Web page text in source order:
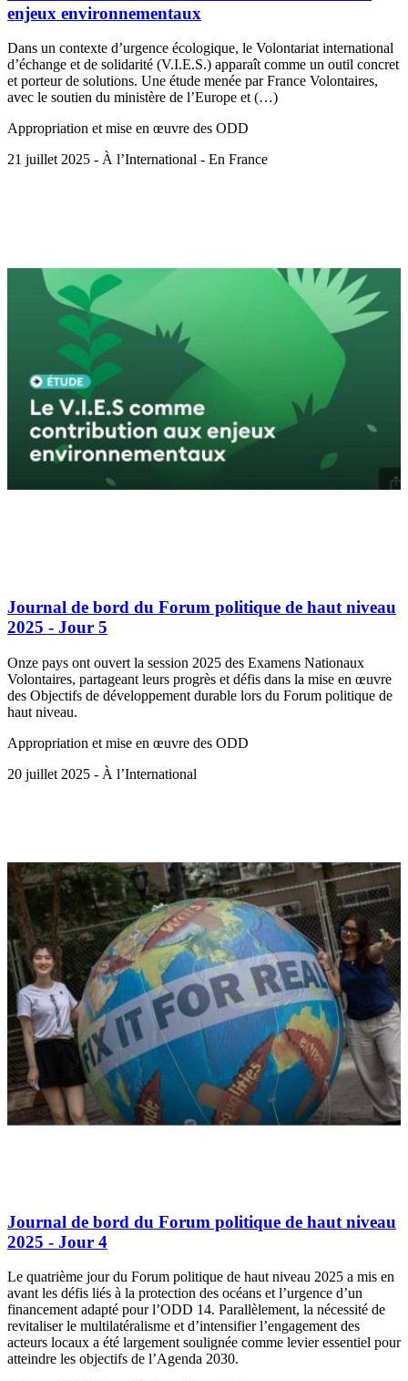
enjeux environnementaux
Dans un contexte d’urgence écologique, le Volontariat international
d’échange et de solidarité (V.I.E.S.) apparaît comme un outil concret
et porteur de solutions. Une étude menée par France Volontaires,
avec le soutien du ministère de l’Europe et (…)
Appropriation et mise en œuvre des ODD
21 juillet 2025 - À l’International - En France
Journal de bord du Forum politique de haut niveau
2025 - Jour 5
Onze pays ont ouvert la session 2025 des Examens Nationaux
Volontaires, partageant leurs progrès et défis dans la mise en œuvre
des Objectifs de développement durable lors du Forum politique de
haut niveau.
Appropriation et mise en œuvre des ODD
20 juillet 2025 - À l’International
Journal de bord du Forum politique de haut niveau
2025 - Jour 4
Le quatrième jour du Forum politique de haut niveau 2025 a mis en
avant les défis liés à la protection des océans et l’urgence d’un
financement adapté pour l’ODD 14. Parallèlement, la nécessité de
revitaliser le multilatéralisme et d’intensifier l’engagement des
acteurs locaux a été largement soulignée comme levier essentiel pour
atteindre les objectifs de l’Agenda 2030.